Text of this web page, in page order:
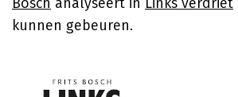
kunnen gebeuren.